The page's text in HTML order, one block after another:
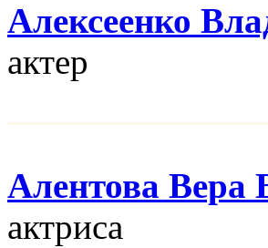
Алексеенко
актер
Алентова Вера
актриса